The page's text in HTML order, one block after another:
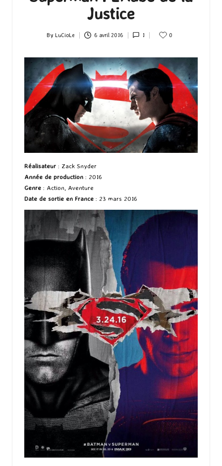
Justice
Posted
By LuCioLe 6 avril 2016 1 0
Réalisateur : Zack Snyder
Année de production : 2016
Genre : Action, Aventure
Date de sortie en France : 23 mars 2016